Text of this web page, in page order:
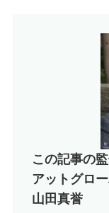
この記事の
アットグロ
山田真誉